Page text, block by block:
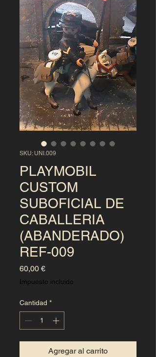
SKU: UNI.009
PLAYMOBIL
CUSTOM
SUBOFICIAL DE
CABALLERIA
(ABANDERADO)
REF-009
60,00 €Precio
Impuesto incluido
Cantidad *
Agregar al carrito